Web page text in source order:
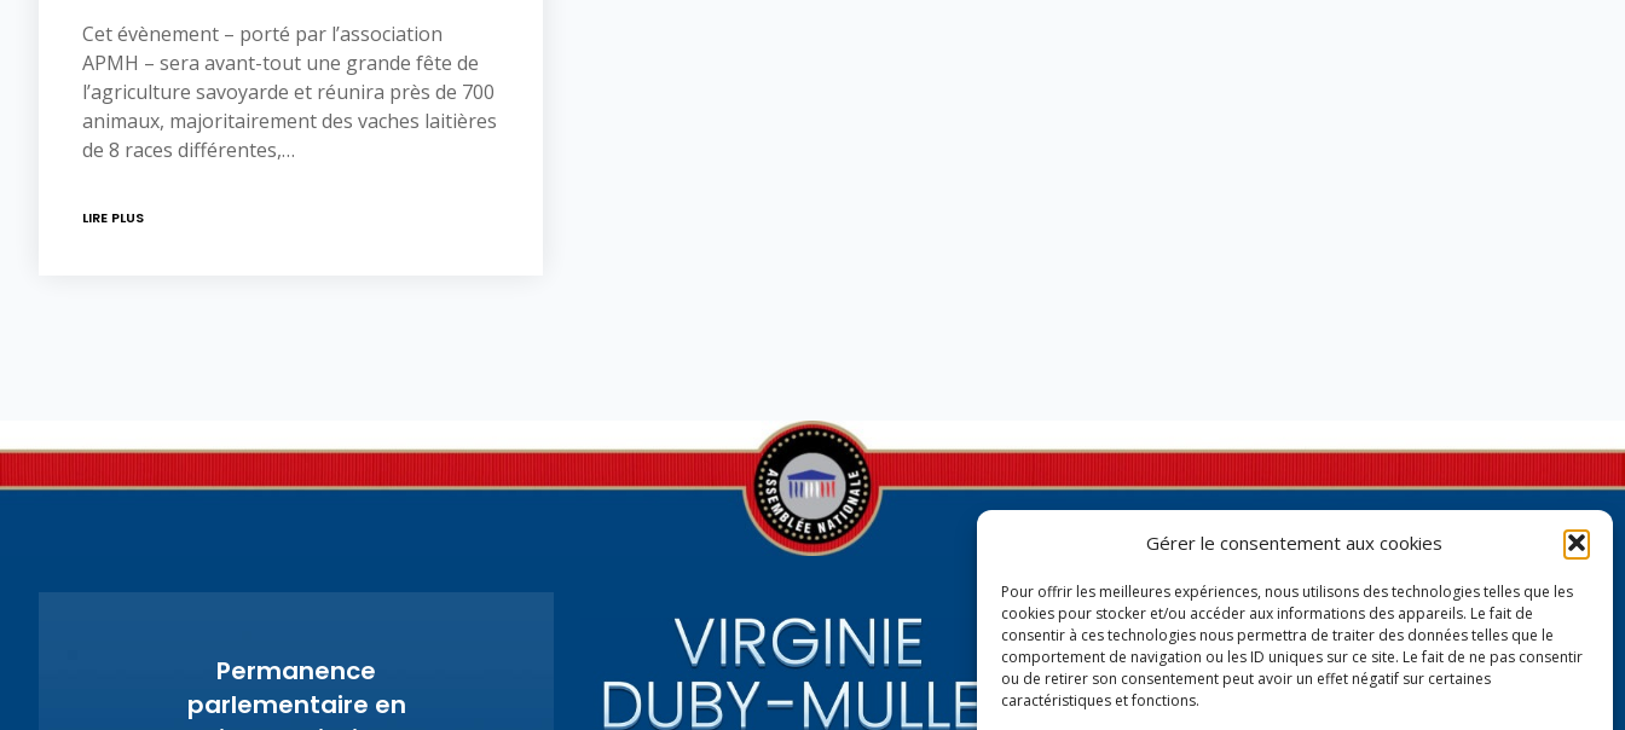
Gérer le consentement aux cookies
Pour offrir les meilleures expériences, nous utilisons des technologies telles que les
cookies pour stocker et/ou accéder aux informations des appareils. Le fait de
consentir à ces technologies nous permettra de traiter des données telles que le
comportement de navigation ou les ID uniques sur ce site. Le fait de ne pas consentir
ou de retirer son consentement peut avoir un effet négatif sur certaines
caractéristiques et fonctions.
Cet évènement – porté par l’association
APMH – sera avant-tout une grande fête de
l’agriculture savoyarde et réunira près de 700
animaux, majoritairement des vaches laitières
de 8 races différentes,…
LIRE PLUS
Permanence
parlementaire en
Contactez-moi à Paris